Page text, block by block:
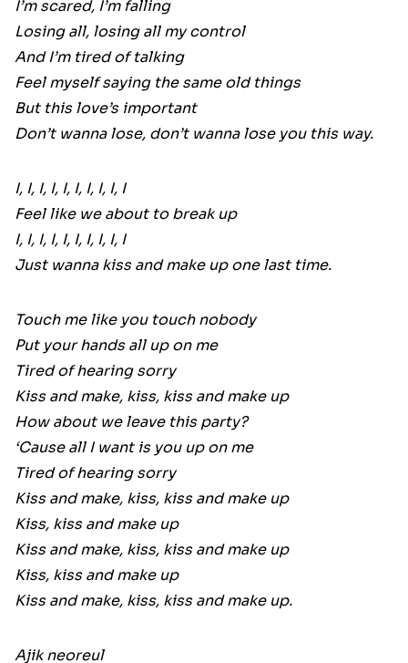
I’m scared, I’m falling
Losing all, losing all my control
And I’m tired of talking
Feel myself saying the same old things
But this love’s important
Don’t wanna lose, don’t wanna lose you this way.
I, I, I, I, I, I, I, I, I, I
Feel like we about to break up
I, I, I, I, I, I, I, I, I, I
Just wanna kiss and make up one last time.
Touch me like you touch nobody
Put your hands all up on me
Tired of hearing sorry
Kiss and make, kiss, kiss and make up
How about we leave this party?
‘Cause all I want is you up on me
Tired of hearing sorry
Kiss and make, kiss, kiss and make up
Kiss, kiss and make up
Kiss and make, kiss, kiss and make up
Kiss, kiss and make up
Kiss and make, kiss, kiss and make up.
Ajik neoreul